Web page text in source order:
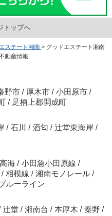
トップへ
ステート湘南 > グッドエステート湘南
動産情報
野市 / 厚木市 / 小田原市 /
/ 足柄上郡開成町
/ 石川 / 酒匂 / 辻堂東海岸 /
海 / 小田急小田原線 /
/ 相模線 / 湘南モノレール /
ルーライン
辻堂 / 湘南台 / 本厚木 / 秦野 /